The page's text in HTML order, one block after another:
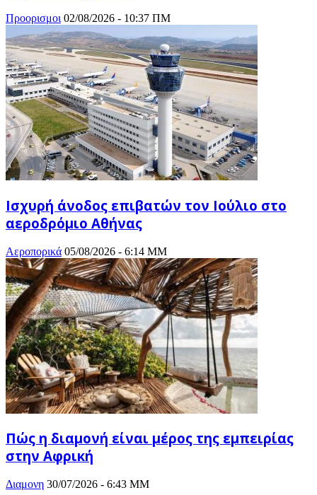
Προορισμοι 02/08/2026 - 10:37 ΠΜ
Ισχυρή άνοδος επιβατών τον Ιούλιο στο
αεροδρόμιο Αθήνας
Αεροπορικά 05/08/2026 - 6:14 ΜΜ
Πώς η διαμονή είναι μέρος της εμπειρίας
στην Αφρική
Διαμονη 30/07/2026 - 6:43 ΜΜ